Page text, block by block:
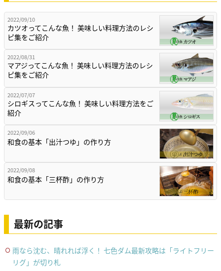
2022/09/10
カツオってこんな魚！ 美味しい料理方法のレシ
ピ集をご紹介
2022/08/31
マアジってこんな魚！ 美味しい料理方法のレシ
ピ集をご紹介
2022/07/07
シロギスってこんな魚！ 美味しい料理方法をご
紹介
2022/09/06
和食の基本「出汁つゆ」の作り方
2022/09/08
和食の基本「三杯酢」の作り方
最新の記事
雨なら沈む、晴れれば浮く！ 七色ダム最新攻略は「ライトフリー
リグ」が切り札